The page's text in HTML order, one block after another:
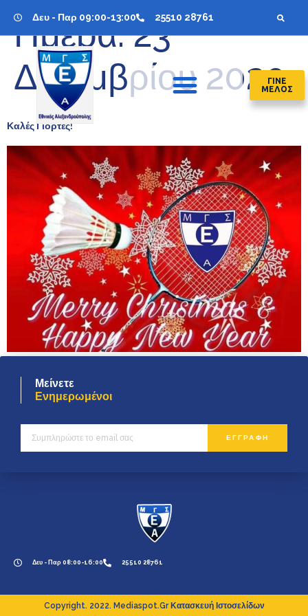
Δευ - Παρ 09:00-13:00 25510 28761
ΓΙΝΕ
ΜΕΛΟΣ
Ημέρα:23
Δεκεμβρίου 2020
Καλές Γιορτές!
Μείνετε
Ενημερωμένοι
ΕΓΓΡΑΦΗ
Δευ - Παρ 08:00-16:00 25510 28761
Copyright. 2022. Mediaspot.gr Κατασκευή Ιστοσελίδων